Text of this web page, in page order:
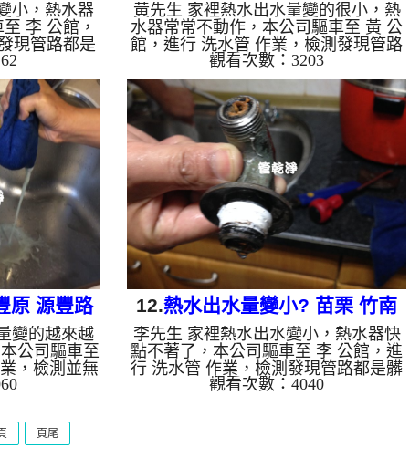
小，熱水器
李 公館，
現管路都是
狀，本公司
灌入 檸檬酸
啟 水管清洗
開始洗不出
色的髒水，
熱水出水量
水管老化，
出來的水就
化錳，管壁
的水會跟石
水，是因為
屯 南光路 清洗水管
黃先生 家裡熱水出水量變的很小，熱
水器常常不動作，本公司驅車至 黃 公
館，進行 洗水管 作業，檢測發現管路
都是鐵鏽，本公司裝設 高周波水管清
洗機，灌入 檸檬酸 至水管，等了約15
分，開啟 水管清洗機 ，啟動 螺旋
波 模式，一開始洗不出什麼東西，後
台出現跟甘蔗汁一樣的髒水，兩個多小
時後，熱水出水量恢復了。 如是自來
水，如水管老化，會產生鐵鏽跟泥沙堆
積，洗出來的水就會是咖啡色，地下水
含有氧化錳，管壁上會結成黑色管垢，
洗出來的水會跟石油一樣黑，有些洗出
綠色的水，是因為裡面有銅的物質，生
鏽產生銅綠...
觀看次數：3203
原 源豐路
變的越來越
公司驅車至
，檢測並無
水管清洗
啟動 螺旋
綠色髒水，
12.熱水出水量變小? 苗栗 竹南
開元路 水管清洗
李先生 家裡熱水出水變小，熱水器快
點不著了，本公司驅車至 李 公館，進
行 洗水管 作業，檢測發現管路都是髒
東西，本公司裝設 高周波水管清洗
觀看次數：4040
頁尾